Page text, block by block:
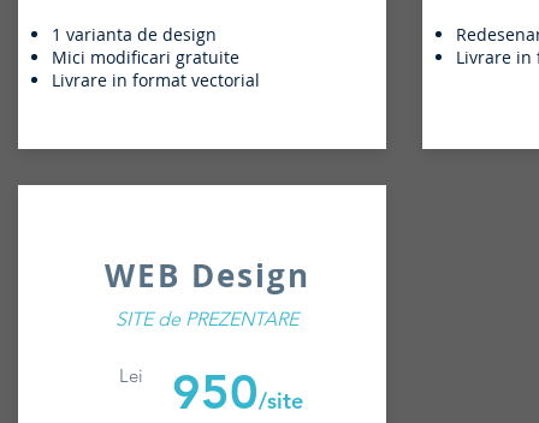
1 varianta de design
Mici modificari gratuite
Livrare in format vectorial
Livrare in
WEB Design
SITE de PREZENTARE
Lei 950/site